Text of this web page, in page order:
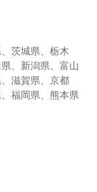
茨城県、栃木
、新潟県、富山
滋賀県、京都
福岡県、熊本県